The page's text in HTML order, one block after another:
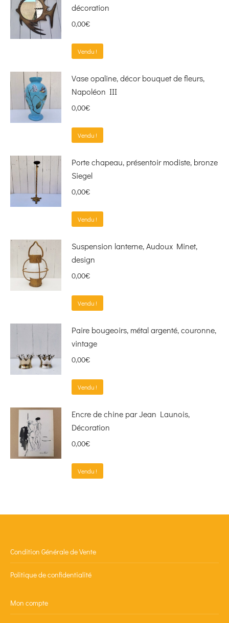
décoration
0,00€
Vendu !
Vase opaline, décor bouquet de fleurs,
Napoléon III
0,00€
Vendu !
Porte chapeau, présentoir modiste, bronze
Siegel
0,00€
Vendu !
Suspension lanterne, Audoux Minet,
design
0,00€
Vendu !
Paire bougeoirs, métal argenté, couronne,
vintage
0,00€
Vendu !
Encre de chine par Jean Launois,
Décoration
0,00€
Vendu !
Condition Générale de Vente
Politique de confidentialité
Mon compte